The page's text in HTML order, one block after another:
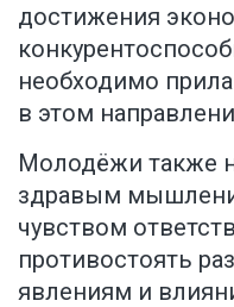
достижения
необходимо
в этом
Молодёжи также
здравым
чувством
противостоять
явлениям и